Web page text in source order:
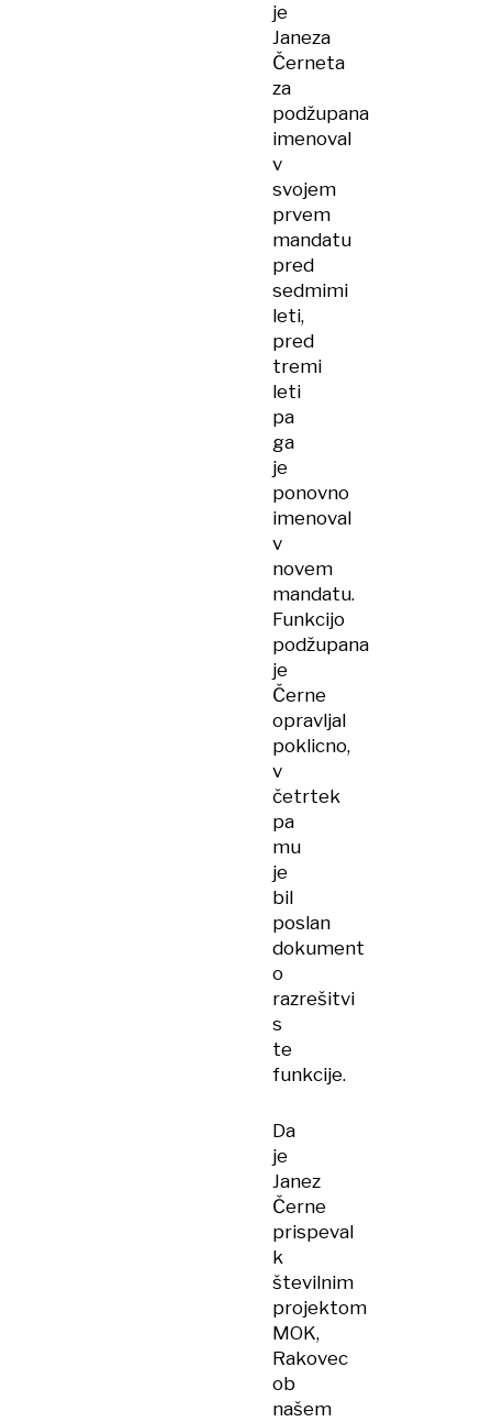
je
Janeza
Černeta
za
podžupana
imenoval
v
svojem
prvem
mandatu
pred
sedmimi
leti,
pred
tremi
leti
pa
ga
je
ponovno
imenoval
v
novem
mandatu.
Funkcijo
podžupana
je
Černe
opravljal
poklicno,
v
četrtek
pa
mu
je
bil
poslan
dokument
o
razrešitvi
s
te
funkcije.
Da
je
Janez
Černe
prispeval
k
številnim
projektom
MOK,
Rakovec
ob
našem